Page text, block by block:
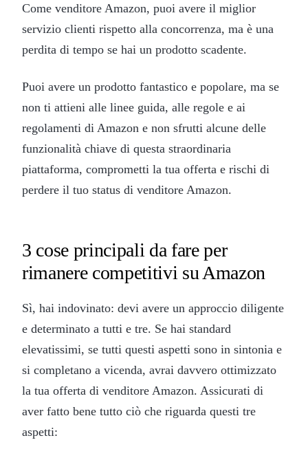
Come venditore Amazon, puoi avere il miglior
servizio clienti rispetto alla concorrenza, ma è una
perdita di tempo se hai un prodotto scadente.
Puoi avere un prodotto fantastico e popolare, ma se
non ti attieni alle linee guida, alle regole e ai
regolamenti di Amazon e non sfrutti alcune delle
funzionalità chiave di questa straordinaria
piattaforma, comprometti la tua offerta e rischi di
perdere il tuo status di venditore Amazon.
3 cose principali da fare per
rimanere competitivi su Amazon
Sì, hai indovinato: devi avere un approccio diligente
e determinato a tutti e tre. Se hai standard
elevatissimi, se tutti questi aspetti sono in sintonia e
si completano a vicenda, avrai davvero ottimizzato
la tua offerta di venditore Amazon. Assicurati di
aver fatto bene tutto ciò che riguarda questi tre
aspetti: